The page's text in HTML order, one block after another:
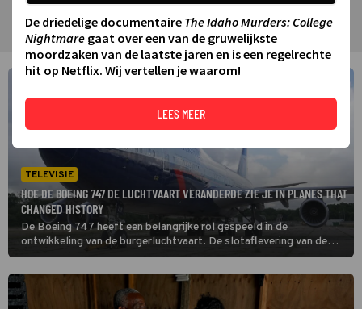
TELEVISIE
HOE DE BOEING 747 DE LUCHTVAART VERANDERDE ZIE JE IN PLANES THAT
CHANGED HISTORY
De Boeing 747 heeft een belangrijke rol gespeeld in de
ontwikkeling van de burgerluchtvaart. De slotaflevering van de
documentaireserie Planes That Changed History besteedt
aandacht aan dit iconische vliegtuig, dat in 1969 voor het eerst
opsteeg.
De driedelige documentaire The Idaho Murders: College
Nightmare gaat over een van de gruwelijkste
moordzaken van de laatste jaren en is een regelrechte
hit op Netflix. Wij vertellen je waarom!
LEES MEER